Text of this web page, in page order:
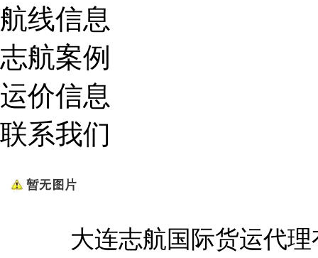
航线信息
志航案例
运价信息
联系我们
大连志航国际货运代理有